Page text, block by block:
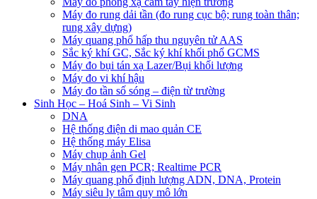
Máy đo rung dải tần (đo rung cục bộ; rung toàn thân;
rung xây dựng)
Máy quang phổ hấp thu nguyên tử AAS
Sắc ký khí GC, Sắc ký khí khối phổ GCMS
Máy đo bụi tán xạ Lazer/Bụi khối lượng
Máy đo vi khí hậu
Máy đo tần số sóng – điện từ trường
Sinh Học – Hoá Sinh – Vi Sinh
DNA
Hệ thống điện di mao quản CE
Hệ thống máy Elisa
Máy chụp ảnh Gel
Máy nhân gen PCR; Realtime PCR
Máy quang phổ định lượng ADN, DNA, Protein
Máy siêu ly tâm quy mô lớn